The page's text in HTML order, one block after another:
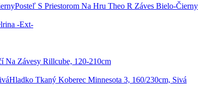
Posteľ S Priestorom Na Hru Theo R Záves Bielo-Čierny
-Ext-
Na Závesy Rillcube, 120-210cm
Hladko Tkaný Koberec Minnesota 3, 160/230cm, Sivá